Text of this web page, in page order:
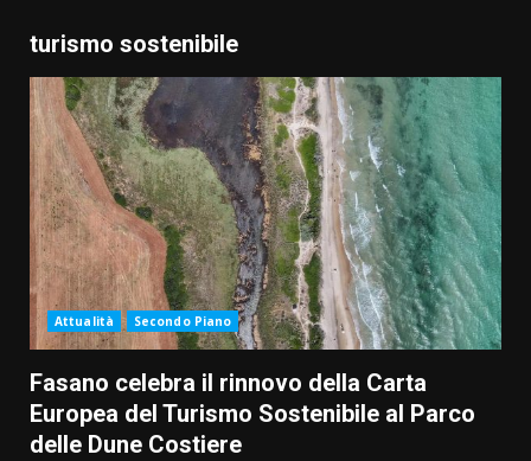
turismo sostenibile
Attualità Secondo Piano
Fasano celebra il rinnovo della Carta
Europea del Turismo Sostenibile al Parco
delle Dune Costiere